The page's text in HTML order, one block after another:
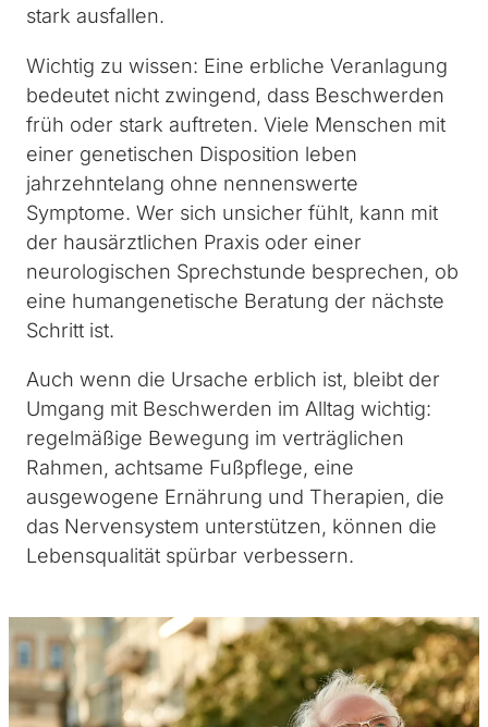
stark ausfallen.
Wichtig zu wissen: Eine erbliche Veranlagung
bedeutet nicht zwingend, dass Beschwerden
früh oder stark auftreten. Viele Menschen mit
einer genetischen Disposition leben
jahrzehntelang ohne nennenswerte
Symptome. Wer sich unsicher fühlt, kann mit
der hausärztlichen Praxis oder einer
neurologischen Sprechstunde besprechen, ob
eine humangenetische Beratung der nächste
Schritt ist.
Auch wenn die Ursache erblich ist, bleibt der
Umgang mit Beschwerden im Alltag wichtig:
regelmäßige Bewegung im verträglichen
Rahmen, achtsame Fußpflege, eine
ausgewogene Ernährung und Therapien, die
das Nervensystem unterstützen, können die
Lebensqualität spürbar verbessern.